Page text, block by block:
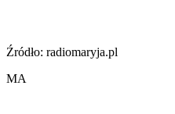
Źródło: radiomaryja.pl
MA